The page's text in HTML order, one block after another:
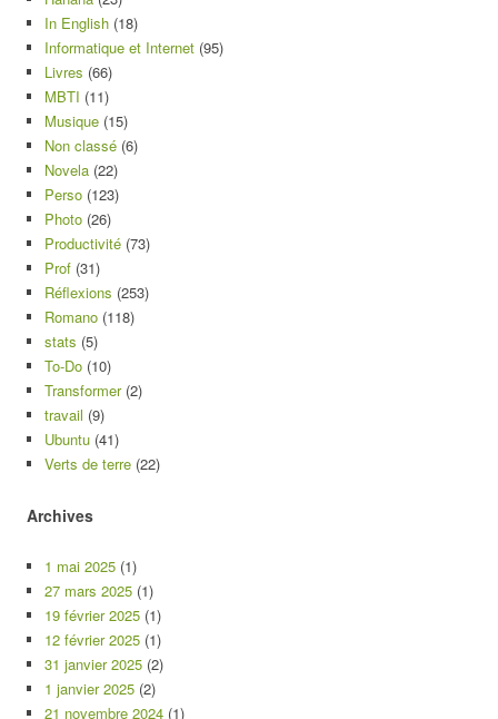
In English (18)
Informatique et Internet (95)
Livres (66)
MBTI (11)
Musique (15)
Non classé (6)
Novela (22)
Perso (123)
Photo (26)
Productivité (73)
Prof (31)
Réflexions (253)
Romano (118)
stats (5)
To-Do (10)
Transformer(2)
travail (9)
Ubuntu (41)
Verts de terre (22)
Archives
1 mai 2025 (1)
27 mars 2025 (1)
19 février 2025 (1)
12 février 2025 (1)
31 janvier 2025 (2)
1 janvier 2025 (2)
21 novembre 2024 (1)